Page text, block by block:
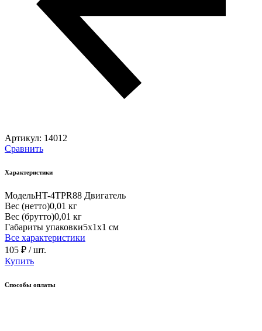
Артикул: 14012
Сравнить
Характеристики
МодельHT-4TPR88 Двигатель
Вес (нетто)0,01 кг
Вес (брутто)0,01 кг
Габариты упаковки5х1х1 см
Все характеристики
105 ₽ / шт.
Купить
Способы оплаты